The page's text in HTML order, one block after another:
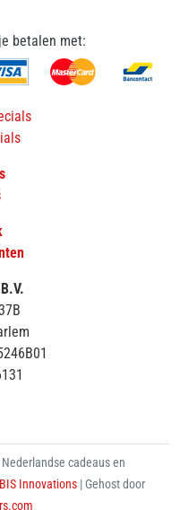
betalen met:
cadeaus en
Innovations | Gehost door